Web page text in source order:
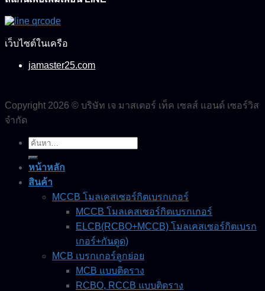
เว็บไซต์ในเครือ
jamaster25.com
Copyright 2026 © บริษัท เจ มาสเตอร์ เท็ค เซลส์ แอนด์ เซอร์วิส
จำกัด
ค้นหา:
หน้าหลัก
สินค้า
MCCB โมลเคสเซอร์กิตเบรกเกอร์
MCCB โมลเคสเซอร์กิตเบรกเกอร์
ELCB(RCBO+MCCB) โมลเคสเซอร์กิตเบรก
เกอร์+กันดูด)
MCB เบรกเกอร์ลูกย่อย
MCB แบบติดราง
RCBO, RCCB แบบติดราง